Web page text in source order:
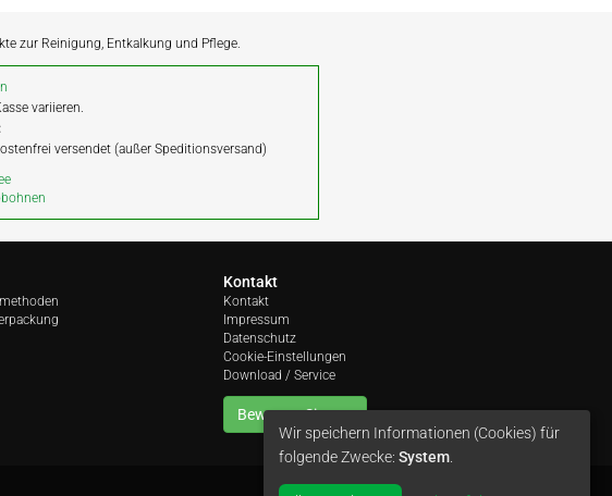
zur Reinigung, Entkalkung und Pflege.
variieren.
versendet (außer Speditionsversand)
Kontakt
Kontakt
Impressum
Datenschutz
Cookie-Einstellungen
Download / Service
Bewerten Sie uns
Wir speichern Informationen (Cookies) für
folgende Zwecke: System